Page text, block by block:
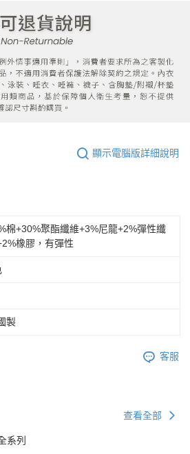
顯示電腦版詳細說明
棉+30%聚酯纖維+3%尼龍+2%彈性纖
橡膠，有彈性
製
客服
查看全部
系列